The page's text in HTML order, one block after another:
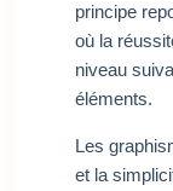
principe
où la
niveau
éléments.
Les
et la